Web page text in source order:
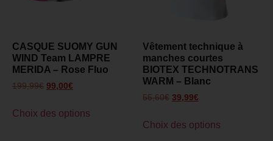
CASQUE SUOMY GUN
WIND Team LAMPRE
MERIDA – Rose Fluo
199,99€ 99,00€
Choix des options
Vêtement technique à
manches courtes
BIOTEX TECHNOTRANS
WARM – Blanc
55,60€ 39,99€
Choix des options